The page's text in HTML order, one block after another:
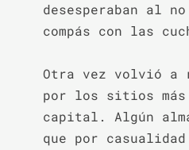
desesperaban al
compás con las
Otra vez volvió a
por los sitios más
capital. Algún
que por